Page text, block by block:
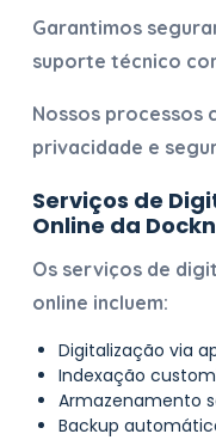
Garantimos
suporte técnico
Nossos processos
privacidade e
Serviços de
Online da
Os serviços de
online incluem:
Digitalização via
Indexação
Armazenamento
Backup